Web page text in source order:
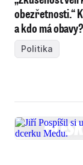
obezřetnosti.“
a kdo má obavy?
Politika